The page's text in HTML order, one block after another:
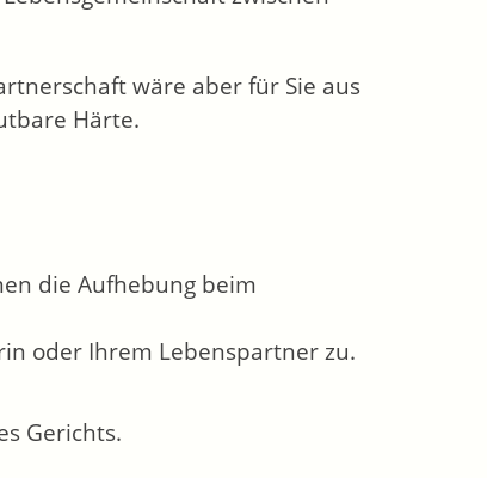
wäre aber für Sie aus
Härte.
die Aufhebung beim
oder Ihrem Lebenspartner zu.
Gerichts.